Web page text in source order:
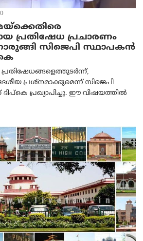
0
പ്രതിഷേധ പ്രചാരണം
സിജെപി സ്ഥാപകന്‍
പ്രതിഷേധങ്ങളെത്തുടർന്ന്,
പ്രശ്നമാക്കുമെന്ന് സിജെപി
പ്രഖ്യാപിച്ചു. ഈ വിഷയത്തിൽ